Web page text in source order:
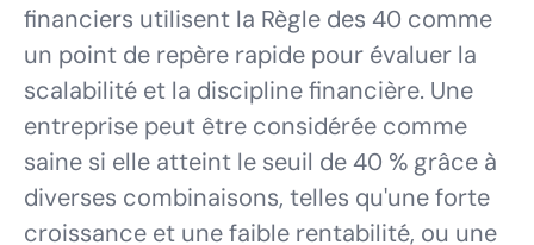
financiers utilisent la Règle des 40 comme
un point de repère rapide pour évaluer la
scalabilité et la discipline financière. Une
entreprise peut être considérée comme
saine si elle atteint le seuil de 40 % grâce à
diverses combinaisons, telles qu'une forte
croissance et une faible rentabilité, ou une